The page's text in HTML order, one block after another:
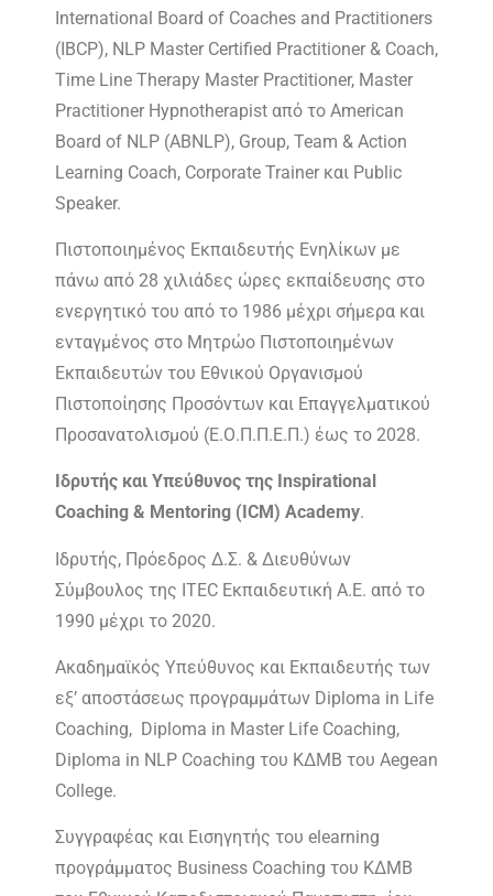
International Board of Coaches and Practitioners
(IBCP), NLP Master Certified Practitioner & Coach,
Time Line Therapy Master Practitioner, Master
Practitioner Hypnotherapist από το American
Board of NLP (ABNLP), Group, Team & Action
Learning Coach, Corporate Trainer και Public
Speaker.
Πιστοποιημένος Εκπαιδευτής Ενηλίκων με
πάνω από 28 χιλιάδες ώρες εκπαίδευσης στο
ενεργητικό του από το 1986 μέχρι σήμερα και
ενταγμένος στο Μητρώο Πιστοποιημένων
Εκπαιδευτών του Εθνικού Οργανισμού
Πιστοποίησης Προσόντων και Επαγγελματικού
Προσανατολισμού (Ε.Ο.Π.Π.Ε.Π.) έως το 2028.
Ιδρυτής και Υπεύθυνος της Inspirational
Coaching & Mentoring (ICM) Academy.
Ιδρυτής, Πρόεδρος Δ.Σ. & Διευθύνων
Σύμβουλος της ITEC Εκπαιδευτική Α.Ε. από το
1990 μέχρι το 2020.
Ακαδημαϊκός Υπεύθυνος και Εκπαιδευτής των
εξ’ αποστάσεως προγραμμάτων Diploma in Life
Coaching, Diploma in Master Life Coaching,
Diploma in NLP Coaching του ΚΔΜΒ του Aegean
College.
Συγγραφέας και Εισηγητής του elearning
προγράμματος Business Coaching του ΚΔΜΒ